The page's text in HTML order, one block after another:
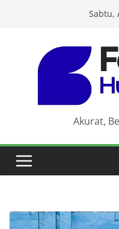
Sabtu,
Akurat,